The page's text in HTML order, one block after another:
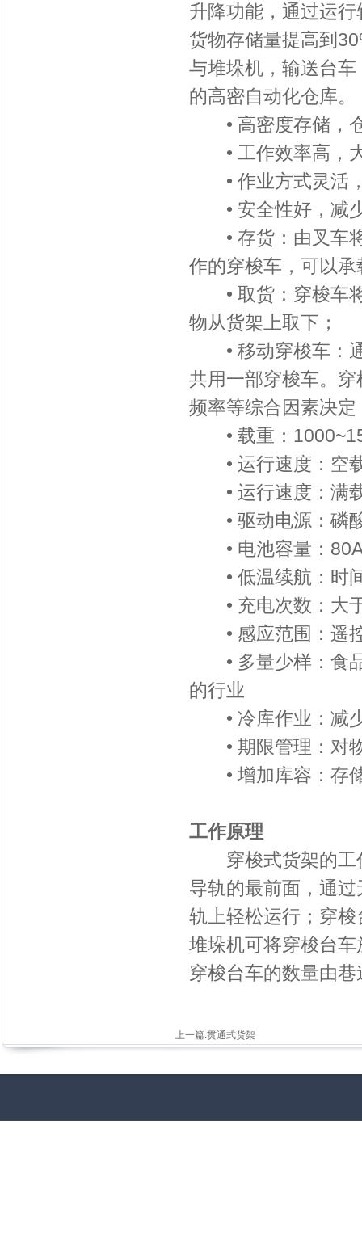
升降功能，通过运
货物存储量提高到
与堆垛机，输送台
的高密自动化仓库。
• 高密度存储，
• 工作效率高，
• 作业方式灵活，
• 安全性好，减少
• 存货：由叉车将
作的穿梭车，可以
• 取货：穿梭车将
物从货架上取下；
• 移动穿梭车：通
共用一部穿梭车。
频率等综合因素决
• 载重：
• 运行速度：空
• 运行速度：满
• 驱动电源：磷
• 电池容量：
• 低温续航：时
• 充电次数：大
• 感应范围：遥
• 多量少样：食品
的行业
• 冷库作业：减少
• 期限管理：对物
• 增加库容：存储
工作原理
穿梭式货架的工
导轨的最前面，通
轨上轻松运行；穿
堆垛机可将穿梭台
穿梭台车的数量由
上一篇:贯通式货架